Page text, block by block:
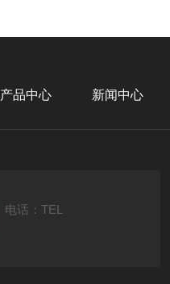
产品中心 新闻中心
电话：TEL